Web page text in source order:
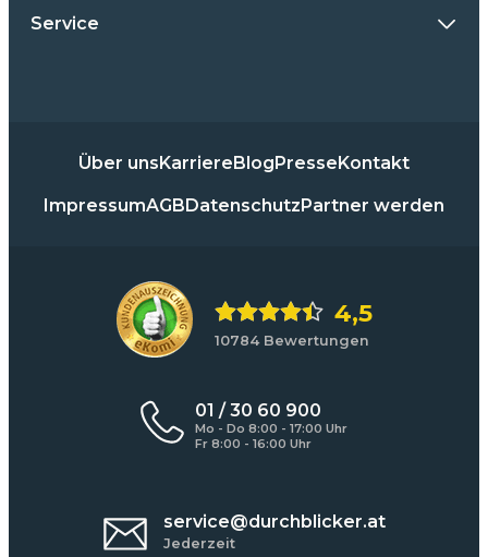
Service
Über unsKarriereBlogPresseKontakt
ImpressumAGBDatenschutzPartner werden
4,5
10784 Bewertungen
01 / 30 60 900
Mo - Do 8:00 - 17:00 Uhr
Fr 8:00 - 16:00 Uhr
service@durchblicker.at
Jederzeit